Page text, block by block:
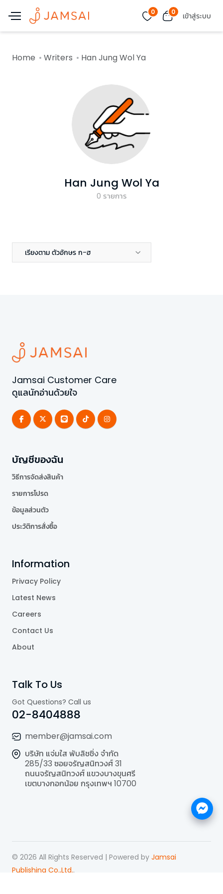
0 0 เข้าสู่ระบบ
Home Writers Han Jung Wol Ya
Han Jung Wol Ya
0 รายการ
เรียงตาม ตัวอักษร ก-ฮ
Jamsai Customer Care
ดูแลนักอ่านด้วยใจ
บัญชีของฉัน
วิธีการจัดส่งสินค้า
รายการโปรด
ข้อมูลส่วนตัว
ประวัติการสั่งซื้อ
Information
Privacy Policy
Latest News
Careers
Contact Us
About
Talk To Us
Got Questions? Call us
02-8404888
member@jamsai.com
บริษัท แจ่มใส พับลิชชิ่ง จำกัด
285/33 ซอยจรัญสนิทวงศ์ 31
ถนนจรัญสนิทวงศ์ แขวงบางขุนศรี
เขตบางกอกน้อย กรุงเทพฯ 10700
© 2026 All Rights Reserved | Powered by Jamsai
Publishing Co.,Ltd..